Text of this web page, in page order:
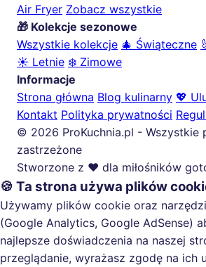
Air Fryer Zobacz wszystkie
🎁 Kolekcje sezonowe
Wszystkie kolekcje 🎄 Świąteczne
☀️ Letnie ❄️ Zimowe
Informacje
Strona główna Blog kulinarny 💖
Kontakt Polityka prywatności
© 2026 ProKuchnia.pl - Wszystkie
zastrzeżone
Stworzone z ❤️ dla miłośników
🍪 Ta strona używa plików
Używamy plików cookie oraz
(Google Analytics, Google AdSense)
najlepsze doświadczenia na naszej
przeglądanie, wyrażasz zgodę na ich